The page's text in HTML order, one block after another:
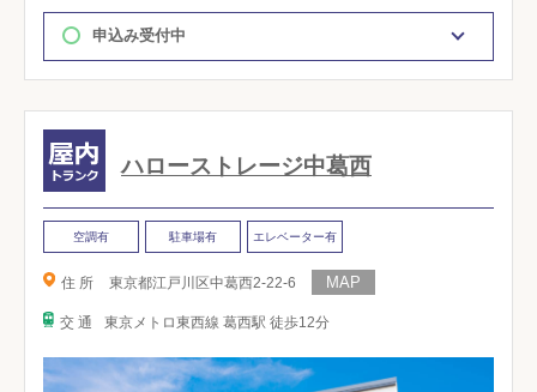
申込み受付中
ハローストレージ中葛西
空調有 駐車場有 エレベーター有
住 所 東京都江戸川区中葛西2-22-6
交 通 東京メトロ東西線 葛西駅 徒歩12分